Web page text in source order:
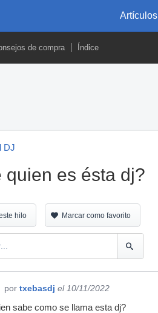
Artículos
de compra Índice
DJ
quien es ésta dj?
hilo Marcar como favorito
por txebasdj el 10/11/2022
sabe como se llama esta dj?